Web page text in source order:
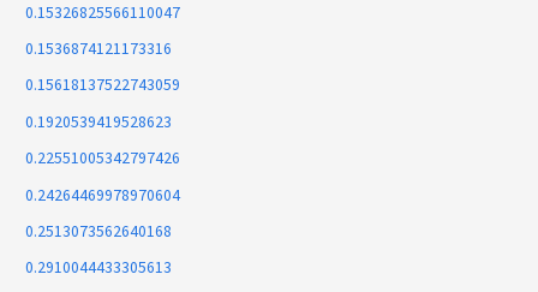
0.15326825566110047
0.1536874121173316
0.15618137522743059
0.1920539419528623
0.22551005342797426
0.24264469978970604
0.2513073562640168
0.2910044433305613